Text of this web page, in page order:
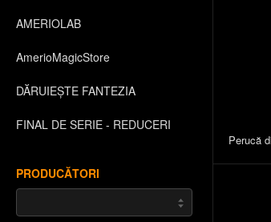
AMERIOLAB
AmerioMagicStore
DĂRUIEȘTE FANTEZIA
FINAL DE SERIE - REDUCERI
PRODUCĂTORI
Perucă